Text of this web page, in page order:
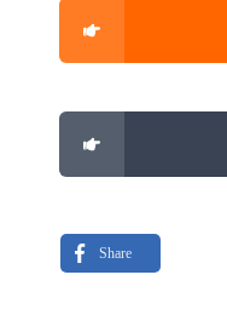
Share